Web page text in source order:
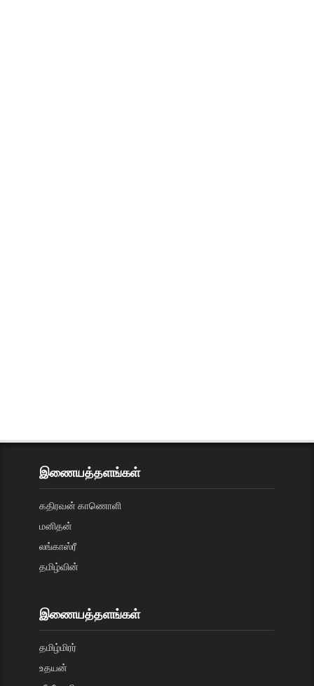
இணையத்தளங்கள்
கதிரவன் காணொளி
மனிதன்
லங்காஸ்ரீ
தமிழ்வின்
இணையத்தளங்கள்
தமிழ்மிரர்
உதயன்